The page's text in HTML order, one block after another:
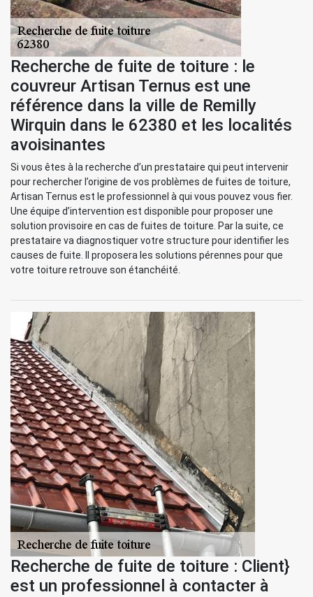
Recherche de fuite de toiture : le
couvreur Artisan Ternus est une
référence dans la ville de Remilly
Wirquin dans le 62380 et les localités
avoisinantes
Si vous êtes à la recherche d’un prestataire qui peut intervenir
pour rechercher l’origine de vos problèmes de fuites de toiture,
Artisan Ternus est le professionnel à qui vous pouvez vous fier.
Une équipe d’intervention est disponible pour proposer une
solution provisoire en cas de fuites de toiture. Par la suite, ce
prestataire va diagnostiquer votre structure pour identifier les
causes de fuite. Il proposera les solutions pérennes pour que
votre toiture retrouve son étanchéité.
Recherche de fuite de toiture : Client}
est un professionnel à contacter à